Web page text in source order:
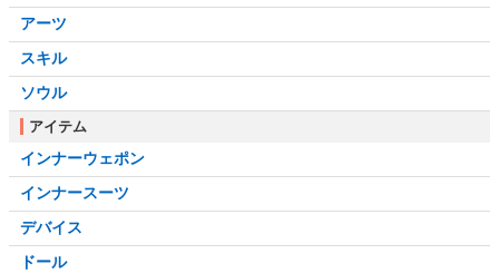
アーツ
スキル
ソウル
アイテム
インナーウェポン
インナースーツ
デバイス
ドール